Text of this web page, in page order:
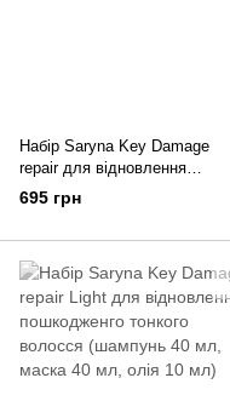
Набір Saryna Key Damage
repair для відновлення
волосся (шампунь 40 мл,
маска 40 мл, олія 10 мл)
695 грн